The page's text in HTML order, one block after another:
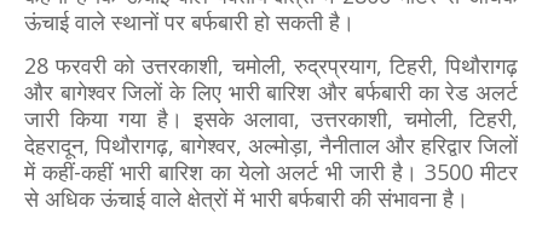
ऊंचाई वाले स्थानों पर बर्फबारी हो सकती है।
28 फरवरी को उत्तरकाशी, चमोली, रुद्रप्रयाग, टिहरी, पिथौरागढ़
और बागेश्वर जिलों के लिए भारी बारिश और बर्फबारी का रेड अलर्ट
जारी किया गया है। इसके अलावा, उत्तरकाशी, चमोली, टिहरी,
देहरादून, पिथौरागढ़, बागेश्वर, अल्मोड़ा, नैनीताल और हरिद्वार जिलों
में कहीं-कहीं भारी बारिश का येलो अलर्ट भी जारी है। 3500 मीटर
से अधिक ऊंचाई वाले क्षेत्रों में भारी बर्फबारी की संभावना है।